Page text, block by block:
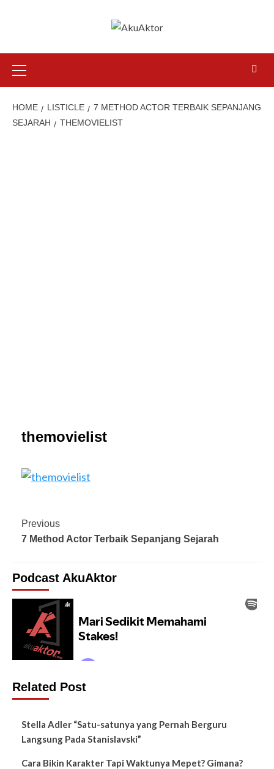
HOME LISTICLE
7 METHOD ACTOR TERBAIK SEPANJANG
SEJARAH
THEMOVIELIST
themovielist
Previous
7 Method Actor Terbaik Sepanjang Sejarah
Podcast AkuAktor
Related Post
Stella Adler “Satu-satunya yang Pernah Berguru
Langsung Pada Stanislavski”
Cara Bikin Karakter Tapi Waktunya Mepet? Gimana?